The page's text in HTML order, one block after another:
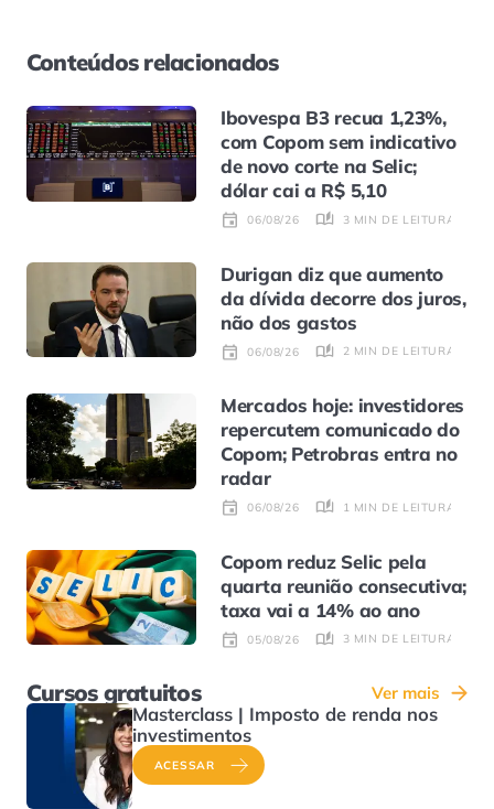
Conteúdos relacionados
Ibovespa B3 recua 1,23%,
com Copom sem indicativo
de novo corte na Selic;
dólar cai a R$ 5,10
06/08/26 3 MIN DE LEITURA
Durigan diz que aumento
da dívida decorre dos juros,
não dos gastos
06/08/26 2 MIN DE LEITURA
Mercados hoje: investidores
repercutem comunicado do
Copom; Petrobras entra no
radar
06/08/26 1 MIN DE LEITURA
Copom reduz Selic pela
quarta reunião consecutiva;
taxa vai a 14% ao ano
05/08/26 3 MIN DE LEITURA
Cursos gratuitos Ver mais
Masterclass | Imposto de renda nos
investimentos
ACESSAR